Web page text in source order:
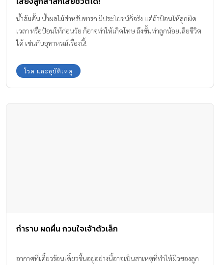
น้ำส้มคั้น น้ำผลไม้สําหรับทารก มีประโยชน์ก็จริง แต่ถ้าป้อนให้ลูกผิด
เวลา หรือป้อนให้ก่อนวัย ก็อาจทำให้เกิดโทษ ถึงขั้นทำลูกน้อยเสียชีวิต
ได้ เช่นกับอุทาหรณ์เรื่องนี้!
โรค และอุบัติเหตุ
กำราบ ผดผื่น กวนใจเจ้าตัวเล็ก
อากาศที่เดี๋ยวร้อนเดี๋ยวชื้นอยู่อย่างนี้อาจเป็นสาเหตุที่ทำให้ผิวของลูก